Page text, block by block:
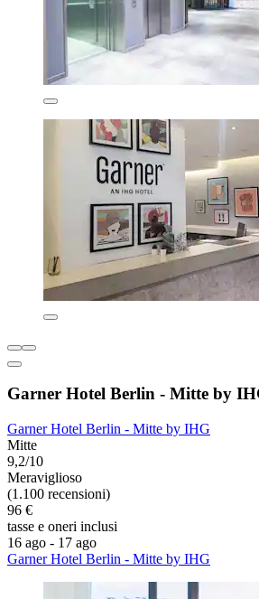
Garner Hotel Berlin - Mitte by
Garner Hotel Berlin - Mitte by IHG
Mitte
9,2/10
Meraviglioso
(1.100 recensioni)
96 €
tasse e oneri inclusi
16 ago - 17 ago
Garner Hotel Berlin - Mitte by IHG